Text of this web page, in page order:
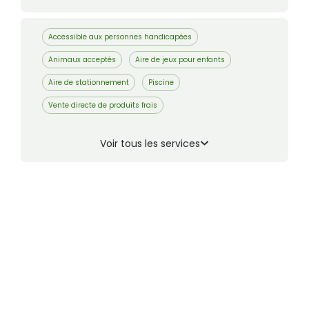
Accessible aux personnes handicapées
Animaux acceptés Aire de jeux pour enfants
Aire de stationnement Piscine
Vente directe de produits frais
Voir tous les services